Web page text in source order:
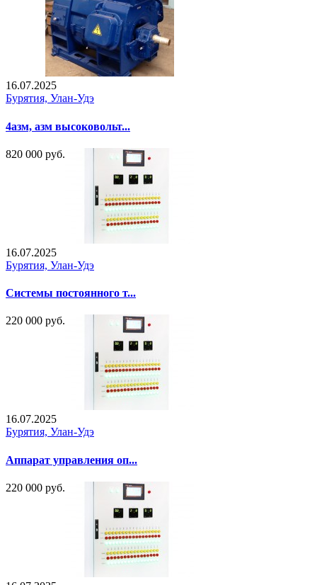
16.07.2025
Бурятия, Улан-Удэ
4азм, азм высоковольт...
820 000 руб.
16.07.2025
Бурятия, Улан-Удэ
Системы постоянного т...
220 000 руб.
16.07.2025
Бурятия, Улан-Удэ
Аппарат управления оп...
220 000 руб.